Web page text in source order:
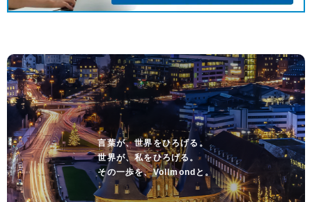
言葉が、世界をひろげる。
世界が、私をひろげる。
その一歩を、Vollmondと。